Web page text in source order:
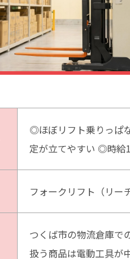
◎ほぼリフト乗りっぱ
定が立てやすい ◎時給
フォークリフト（リー
つくば市の物流倉庫で
扱う商品は電動工具が